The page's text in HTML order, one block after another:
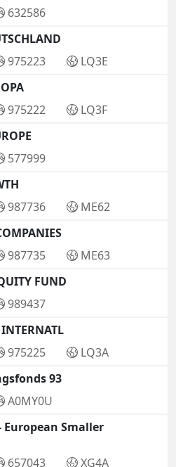
632586
975223
LQ3E
975222
LQ3F
577999
987736
ME62
987735
ME63
FUND
989437
975225
LQ3A
93
A0MY0U
European Smaller
657043 XG4A